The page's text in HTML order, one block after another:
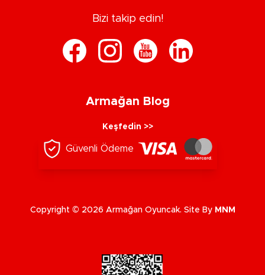
Bizi takip edin!
Armağan Blog
Keşfedin >>
Güvenli Ödeme
Copyright © 2026 Armağan Oyuncak. Site By MNM